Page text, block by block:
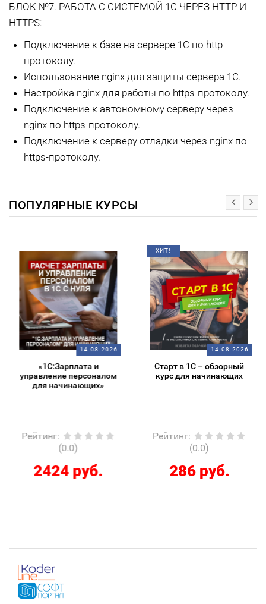
БЛОК №7. РАБОТА С СИСТЕМОЙ 1С ЧЕРЕЗ HTTP И
HTTPS:
Подключение к базе на сервере 1С по http-
протоколу.
Использование nginx для защиты сервера 1С.
Настройка nginx для работы по https-протоколу.
Подключение к автономному серверу через
nginx по https-протоколу.
Подключение к серверу отладки через nginx по
https-протоколу.
ПОПУЛЯРНЫЕ КУРСЫ
14.08.2026
«1С:Зарплата и
управление персоналом
для начинающих»
Рейтинг:
(0.0)
2424 руб.
ХИТ!
14.08.2026
Старт в 1С – обзорный
курс для начинающих
Рейтинг:
(0.0)
286 руб.